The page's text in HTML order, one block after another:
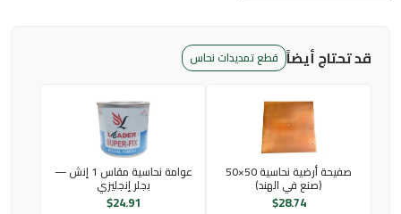
قد تحتاج أيضاً قطع تمديدات نحاس
صفيحة أرضية نحاسية 50×50
(صنع في الهند)
$28.74
عوامة نحاسية مقاس 1 إنش —
بجلر إنجليزي
$24.91